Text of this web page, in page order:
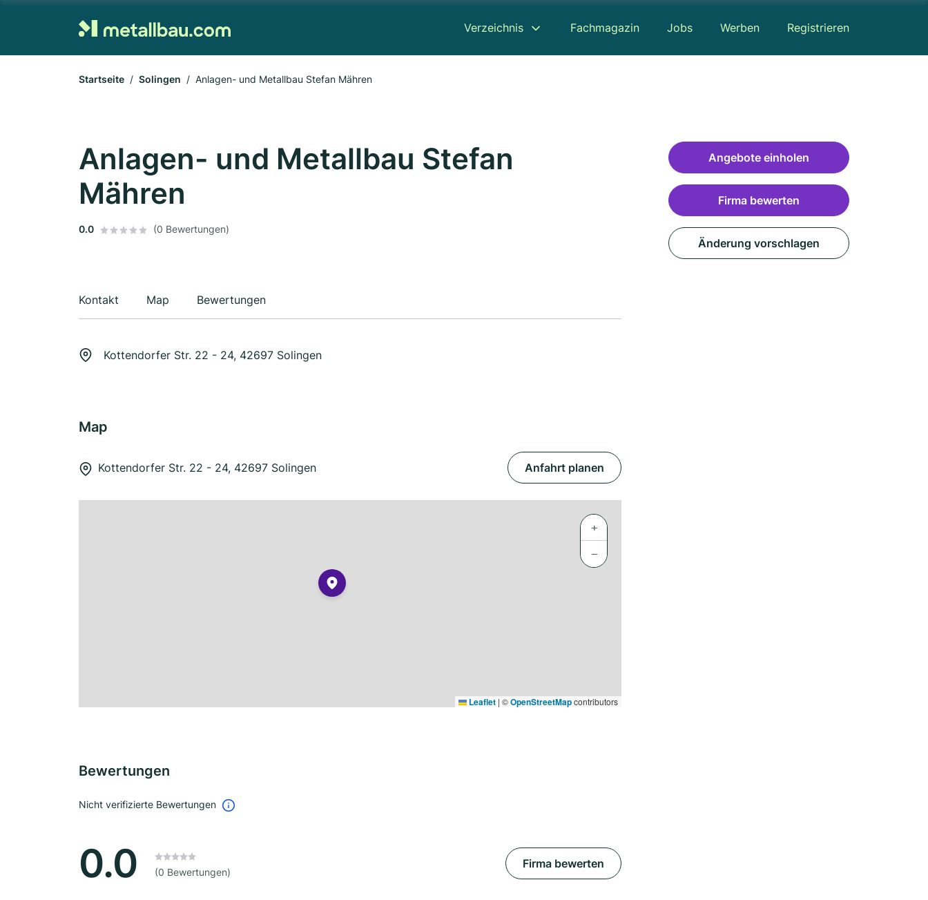
Verzeichnis Fachmagazin Jobs Werben Registrieren
Startseite Solingen Anlagen- und Metallbau Stefan Mähren
Anlagen- und Metallbau Stefan
Mähren
0.0 (0 Bewertungen)
Kontakt Map Bewertungen
Kottendorfer Str. 22 - 24, 42697 Solingen
Map
Kottendorfer Str. 22 - 24, 42697 Solingen Anfahrt planen
+
−
Leaflet | ©OpenStreetMapcontributors
Bewertungen
Nicht verifizierte Bewertungen
0.0 (0 Bewertungen)
Firma bewerten
Angebote einholen
Firma bewerten
Änderung vorschlagen